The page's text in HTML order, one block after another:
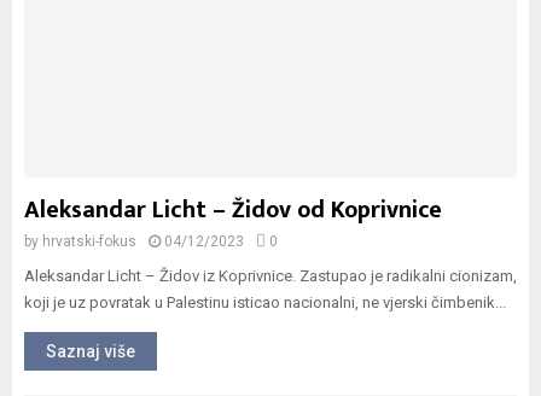
Aleksandar Licht – Židov od Koprivnice
by hrvatski-fokus 04/12/2023 0
Aleksandar Licht – Židov iz Koprivnice. Zastupao je radikalni cionizam,
koji je uz povratak u Palestinu isticao nacionalni, ne vjerski čimbenik...
Saznaj više